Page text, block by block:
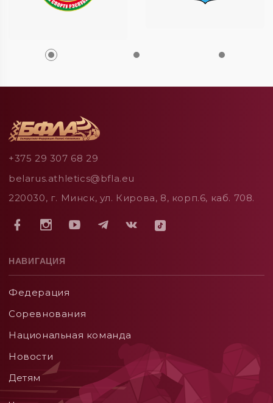
+375 29 307 68 29
belarus.athletics@bfla.eu
220030, г. Минск, ул. Кирова, 8, корп.6, каб. 708.
НАВИГАЦИЯ
Федерация
Соревнования
Национальная команда
Новости
Детям